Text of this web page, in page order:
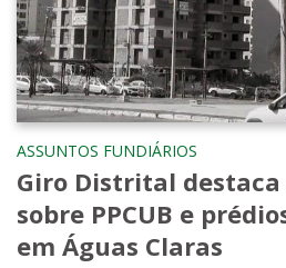
ASSUNTOS FUNDIÁRIOS
Giro Distrital
sobre PPCUB e
em Águas Claras